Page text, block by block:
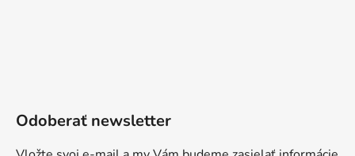
Odoberať newsletter